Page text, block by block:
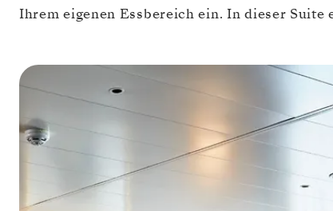
Ihrem eigenen Essbereich ein. In dieser Suite